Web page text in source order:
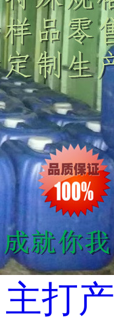
主打产